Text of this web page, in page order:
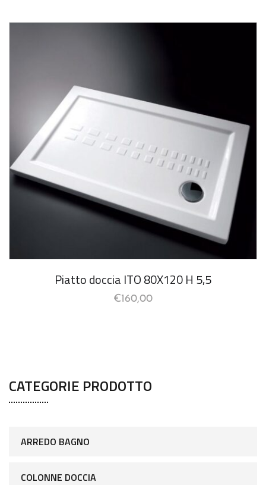
Piatto doccia ITO 80X120 H 5,5
€160,00
CATEGORIE PRODOTTO
ARREDO BAGNO
COLONNE DOCCIA